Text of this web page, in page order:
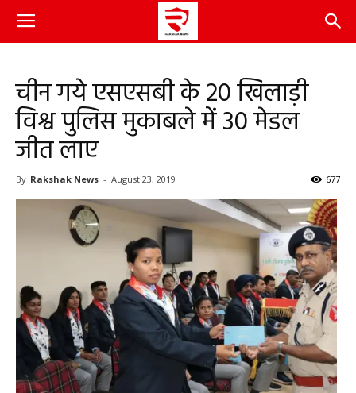
चीन गये एसएसबी के 20 खिलाड़ी
विश्व पुलिस मुकाबले में 30 मेडल
जीत लाए
By Rakshak News - August 23, 2019 677